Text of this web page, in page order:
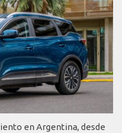
en Argentina, desde